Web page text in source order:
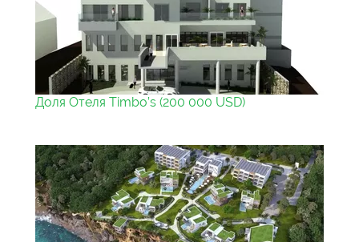
Доля Отеля Timbo’s (200 000 USD)